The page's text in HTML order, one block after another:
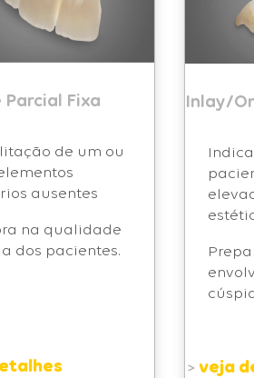
Fixa
de um ou
ausentes
na qualidade
dos pacientes.
Inlay/
>veja